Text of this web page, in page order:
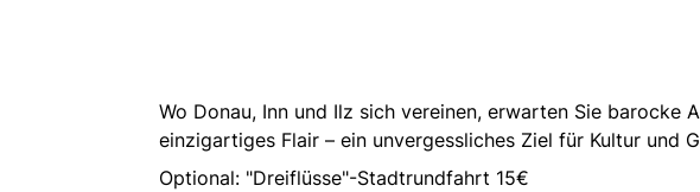
Wo Donau, Inn und Ilz sich vereinen, erwarten Sie barocke
einzigartiges Flair – ein unvergessliches Ziel für Kultur und
Optional: "Dreiflüsse"-Stadtrundfahrt 15€